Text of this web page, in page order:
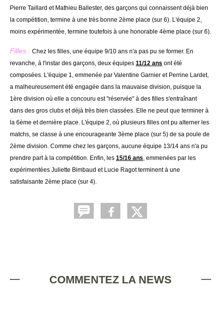
Pierre Taillard et Mathieu Ballester, des garçons qui connaissent déjà bien
la compétition, termine à une très bonne 2ème place (sur 6). L'équipe 2,
moins expérimentée, termine toutefois à une honorable 4ème place (sur 6).
Filles : Chez les filles, une équipe 9/10 ans n'a pas pu se former. En
revanche, à l'instar des garçons, deux équipes 11/12 ans ont été
composées. L'équipe 1, emmenée par Valentine Garnier et Perrine Lardet,
a malheureusement été engagée dans la mauvaise division, puisque la
1ère division où elle a concouru est "réservée" à des filles s'entraînant
dans des gros clubs et déjà très bien classées. Elle ne peut que terminer à
la 6ème et dernière place. L'équipe 2, où plusieurs filles ont pu alterner les
matchs, se classe à une encourageante 3ème place (sur 5) de sa poule de
2ème division. Comme chez les garçons, aucune équipe 13/14 ans n'a pu
prendre part à la compétition. Enfin, les 15/16 ans, emmenées par les
expérimentées Juliette Bimbaud et Lucie Ragot terminent à une
satisfaisante 2ème place (sur 4).
COMMENTEZ LA NEWS